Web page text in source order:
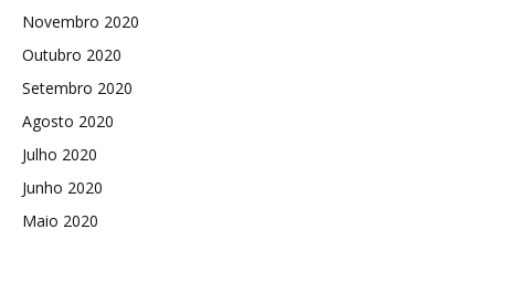
Novembro 2020
Outubro 2020
Setembro 2020
Agosto 2020
Julho 2020
Junho 2020
Maio 2020